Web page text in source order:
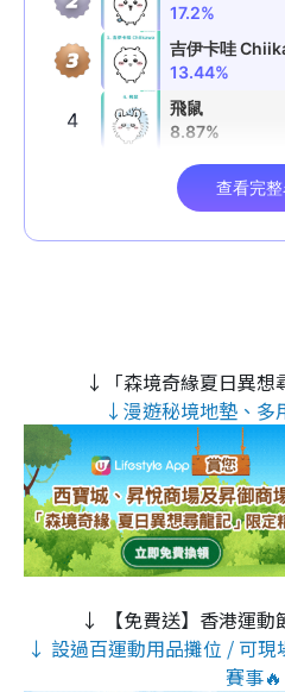
↓「森境奇緣夏日異想
↓漫遊秘境地墊、多
↓ 【免費送】香港運動
↓ 設過百運動用品攤位 / 可現
賽事